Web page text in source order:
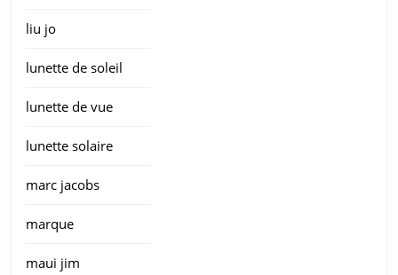
liu jo
lunette de soleil
lunette de vue
lunette solaire
marc jacobs
marque
maui jim